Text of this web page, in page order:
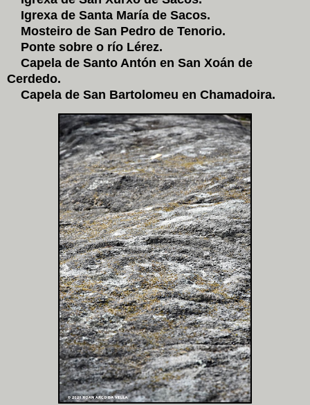
Igrexa de Santa María de Sacos.
Mosteiro de San Pedro de Tenorio.
Ponte sobre o río Lérez.
Capela de Santo Antón en San Xoán de
Cerdedo.
Capela de San Bartolomeu en Chamadoira.